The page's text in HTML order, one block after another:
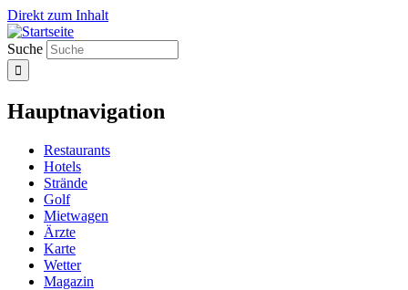
Direkt zum Inhalt
Suche
Hauptnavigation
Restaurants
Hotels
Strände
Golf
Mietwagen
Ärzte
Karte
Wetter
Magazin